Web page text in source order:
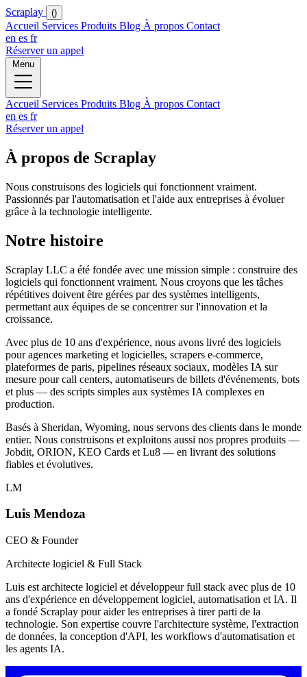
Scraplay ()
Accueil Services Produits Blog À propos Contact
en es fr
Réserver un appel
Menu
Accueil Services Produits Blog À propos Contact
en es fr
Réserver un appel
À propos de Scraplay
Nous construisons des logiciels qui fonctionnent vraiment.
Passionnés par l'automatisation et l'aide aux entreprises à évoluer
grâce à la technologie intelligente.
Notre histoire
Scraplay LLC a été fondée avec une mission simple : construire des
logiciels qui fonctionnent vraiment. Nous croyons que les tâches
répétitives doivent être gérées par des systèmes intelligents,
permettant aux équipes de se concentrer sur l'innovation et la
croissance.
Avec plus de 10 ans d'expérience, nous avons livré des logiciels
pour agences marketing et logicielles, scrapers e-commerce,
plateformes de paris, pipelines réseaux sociaux, modèles IA sur
mesure pour call centers, automatiseurs de billets d'événements, bots
et plus — des scripts simples aux systèmes IA complexes en
production.
Basés à Sheridan, Wyoming, nous servons des clients dans le monde
entier. Nous construisons et exploitons aussi nos propres produits —
Jobdit, ORION, KEO Cards et Lu8 — en livrant des solutions
fiables et évolutives.
LM
Luis Mendoza
CEO & Founder
Architecte logiciel & Full Stack
Luis est architecte logiciel et développeur full stack avec plus de 10
ans d'expérience en développement logiciel, automatisation et IA. Il
a fondé Scraplay pour aider les entreprises à tirer parti de la
technologie. Son expertise couvre l'architecture système, l'extraction
de données, la conception d'API, les workflows d'automatisation et
les agents IA.